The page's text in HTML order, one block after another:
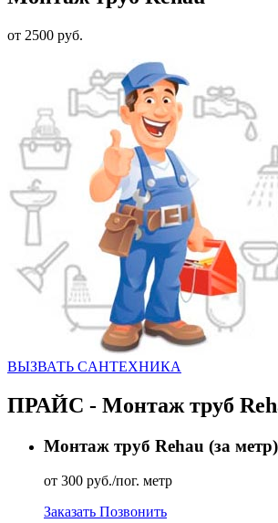
от 2500 руб.
ВЫЗВАТЬ CАНТЕХНИКА
ПРАЙС - Монтаж труб
Монтаж труб Rehau (за метр)
от 300 руб./пог. метр
Заказать Позвонить